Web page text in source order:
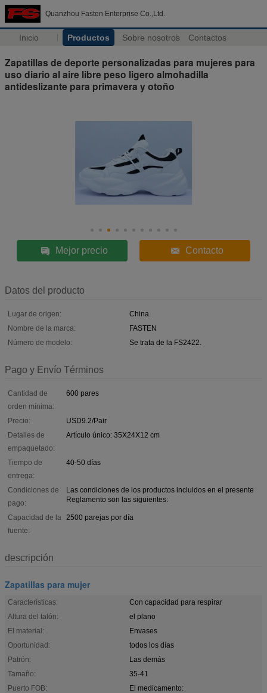
Quanzhou Fasten Enterprise Co.,Ltd.
Inicio Productos Sobre nosotros Contactos
Zapatillas de deporte personalizadas para mujeres para
uso diario al aire libre peso ligero almohadilla
antideslizante para primavera y otoño
Mejor precio Contacto
Datos del producto
Lugar de origen:
China.
Nombre de la marca:
FASTEN
Número de modelo:
Se trata de la FS2422.
Pago y Envío Términos
Cantidad de
orden mínima:
600 pares
Precio:
USD9.2/Pair
Detalles de
empaquetado:
Artículo único: 35X24X12 cm
Tiempo de
entrega:
40-50 días
Condiciones de
pago:
Las condiciones de los productos incluidos en el presente
Reglamento son las siguientes:
Capacidad de la
fuente:
2500 parejas por día
descripción
Zapatillas para mujer
Características:
Con capacidad para respirar
Altura del talón:
el plano
El material:
Envases
Oportunidad:
todos los días
Patrón:
Las demás
Tamaño:
35-41
Puerto FOB:
El medicamento: